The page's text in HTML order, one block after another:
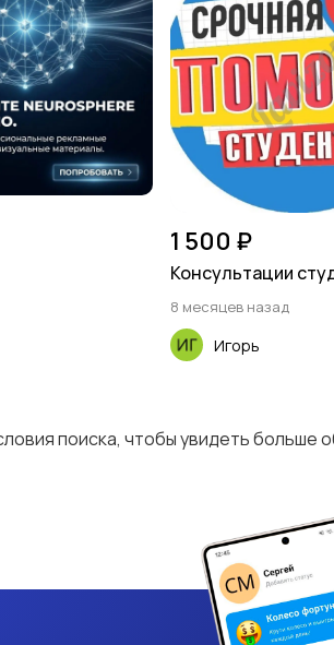
1 500 ₽
Консультации
8 месяцев назад
Игорь
поиска, чтобы увидеть больше